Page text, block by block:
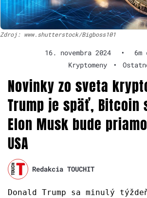
Zdroj: www.shutterstock/Bigboss101
16. novembra 2024 •
Kryptomeny
•
Novinky zo sveta
Trump je späť, Bitcoin
Elon Musk bude
USA
Redakcia TOUCHIT
Donald Trump sa minulý